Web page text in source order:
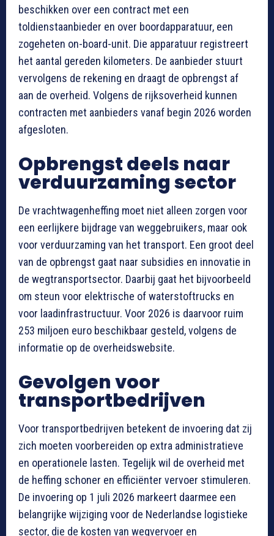
beschikken over een contract met een
toldienstaanbieder en over boordapparatuur, een
zogeheten on-board-unit. Die apparatuur registreert
het aantal gereden kilometers. De aanbieder stuurt
vervolgens de rekening en draagt de opbrengst af
aan de overheid. Volgens de rijksoverheid kunnen
contracten met aanbieders vanaf begin 2026 worden
afgesloten.
Opbrengst deels naar
verduurzaming sector
De vrachtwagenheffing moet niet alleen zorgen voor
een eerlijkere bijdrage van weggebruikers, maar ook
voor verduurzaming van het transport. Een groot deel
van de opbrengst gaat naar subsidies en innovatie in
de wegtransportsector. Daarbij gaat het bijvoorbeeld
om steun voor elektrische of waterstoftrucks en
voor laadinfrastructuur. Voor 2026 is daarvoor ruim
253 miljoen euro beschikbaar gesteld, volgens de
informatie op de overheidswebsite.
Gevolgen voor
transportbedrijven
Voor transportbedrijven betekent de invoering dat zij
zich moeten voorbereiden op extra administratieve
en operationele lasten. Tegelijk wil de overheid met
de heffing schoner en efficiënter vervoer stimuleren.
De invoering op 1 juli 2026 markeert daarmee een
belangrijke wijziging voor de Nederlandse logistieke
sector, die de kosten van wegvervoer en